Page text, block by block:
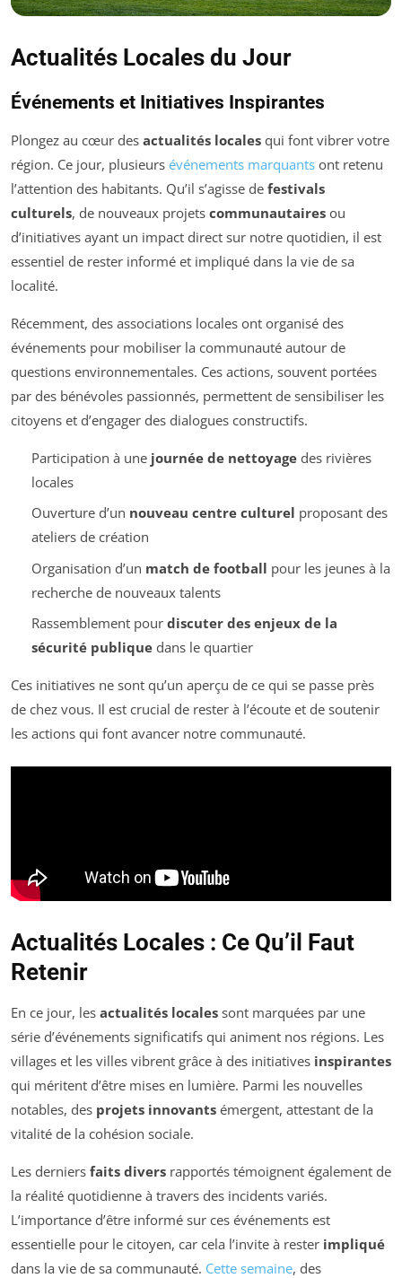
Actualités Locales du Jour
Événements et Initiatives Inspirantes
Plongez au cœur des actualités locales qui font vibrer votre
région. Ce jour, plusieurs événements marquants ont retenu
l’attention des habitants. Qu’il s’agisse de festivals
culturels, de nouveaux projets communautaires ou
d’initiatives ayant un impact direct sur notre quotidien, il est
essentiel de rester informé et impliqué dans la vie de sa
localité.
Récemment, des associations locales ont organisé des
événements pour mobiliser la communauté autour de
questions environnementales. Ces actions, souvent portées
par des bénévoles passionnés, permettent de sensibiliser les
citoyens et d’engager des dialogues constructifs.
Participation à une journée de nettoyagedes rivières
locales
Ouverture d’un nouveau centre culturel proposant des
ateliers de création
Organisation d’un match de football pour les jeunes à la
recherche de nouveaux talents
Rassemblement pour discuter des enjeux de la
sécurité publiquedans le quartier
Ces initiatives ne sont qu’un aperçu de ce qui se passe près
de chez vous. Il est crucial de rester à l’écoute et de soutenir
les actions qui font avancer notre communauté.
Actualités Locales : Ce Qu’il Faut
Retenir
En ce jour, les actualités locales sont marquées par une
série d’événements significatifs qui animent nos régions. Les
villages et les villes vibrent grâce à des initiatives inspirantes
qui méritent d’être mises en lumière. Parmi les nouvelles
notables, des projets innovants émergent, attestant de la
vitalité de la cohésion sociale.
Les derniers faits divers rapportés témoignent également de
la réalité quotidienne à travers des incidents variés.
L’importance d’être informé sur ces événements est
essentielle pour le citoyen, car cela l’invite à rester impliqué
dans la vie de sa communauté. Cette semaine, des